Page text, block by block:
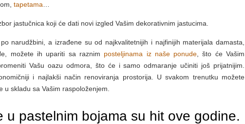
tapetama
jastučnica koji će dati novi izgled Vašim dekorativnim jastucima.
narudžbini, a izrađene su od najkvalitetnijih i najfinijih materijala damasta,
možete ih upariti sa raznim posteljinama iz naše ponude , što će Vašim
Vašu oazu odmora, što će i samo odmaranje učiniti još prijatnijim.
i najlakši način renoviranja prostorija. U svakom trenutku možete
skladu sa Vašim raspoloženjem.
u pastelnim bojama su hit ove godine.